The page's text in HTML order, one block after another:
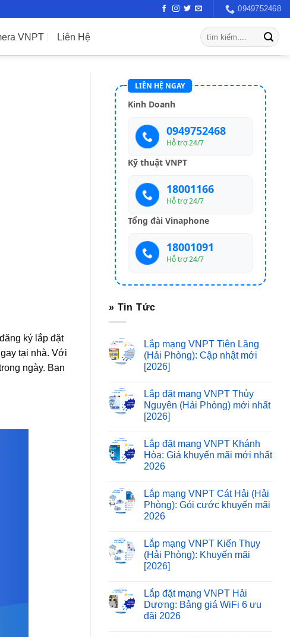
0949752468
VNPT Liên Hệ
ký lắp đặt
tại nhà. Với
ngày. Bạn
LIÊN HỆ NGAY
Kinh Doanh
0949752468
Hỗ trợ 24/7
Kỹ thuật VNPT
18001166
Hỗ trợ 24/7
Tổng đài Vinaphone
18001091
Hỗ trợ 24/7
» Tin Tức
Lắp mạng VNPT Tiên Lãng
(Hải Phòng): Cập nhật mới
[2026]
Lắp đặt mạng VNPT Thủy
Nguyên (Hải Phòng) mới nhất
[2026]
Lắp đặt mạng VNPT Khánh
Hòa: Giá khuyến mãi mới nhất
2026
Lắp mạng VNPT Cát Hải (Hải
Phòng): Gói cước khuyến mãi
2026
Lắp mạng VNPT Kiến Thụy
(Hải Phòng): Khuyến mãi
[2026]
Lắp đặt mạng VNPT Hải
Dương: Bảng giá WiFi 6 ưu
đãi 2026